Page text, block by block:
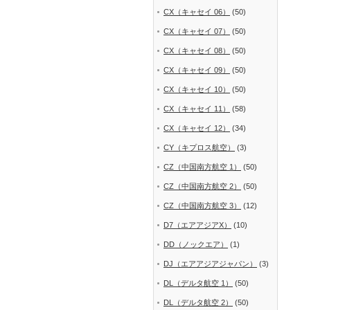
CX（キャセイ 06） (50)
CX（キャセイ 07） (50)
CX（キャセイ 08） (50)
CX（キャセイ 09） (50)
CX（キャセイ 10） (50)
CX（キャセイ 11） (58)
CX（キャセイ 12） (34)
CY（キプロス航空） (3)
CZ（中国南方航空 1） (50)
CZ（中国南方航空 2） (50)
CZ（中国南方航空 3） (12)
D7（エアアジアX） (10)
DD（ノックエア） (1)
DJ（エアアジアジャパン） (3)
DL（デルタ航空 1） (50)
DL（デルタ航空 2） (50)